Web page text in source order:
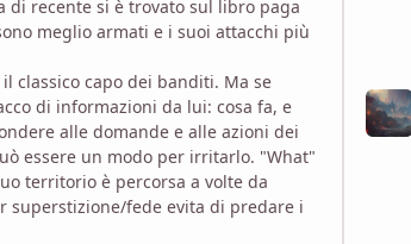
di recente si è trovato sul libro paga
meglio armati e i suoi attacchi più
classico capo dei banditi. Ma se
di informazioni da lui: cosa fa, e
alle domande e alle azioni dei
essere un modo per irritarlo. "What"
territorio è percorsa a volte da
superstizione/fede evita di predare i